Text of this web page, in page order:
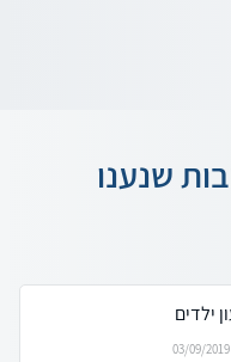
שנענו
ילדים
03/09/2019